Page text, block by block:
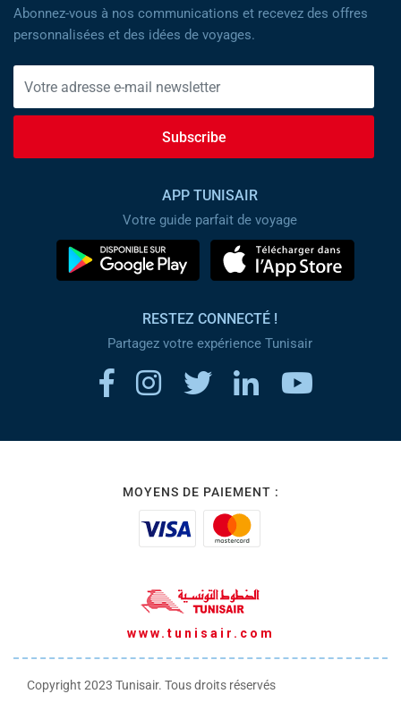
Abonnez-vous à nos communications et recevez des offres
personnalisées et des idées de voyages.
Subscribe
APP TUNISAIR
Votre guide parfait de voyage
RESTEZ CONNECTÉ !
Partagez votre expérience Tunisair
MOYENS DE PAIEMENT :
www.tunisair.com
Copyright 2023 Tunisair. Tous droits réservés